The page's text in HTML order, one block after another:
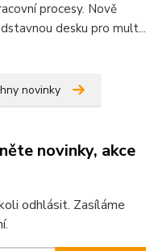
procesy. Nově
desku pro mult...
novinky
novinky, akce
odhlásit. Zasíláme